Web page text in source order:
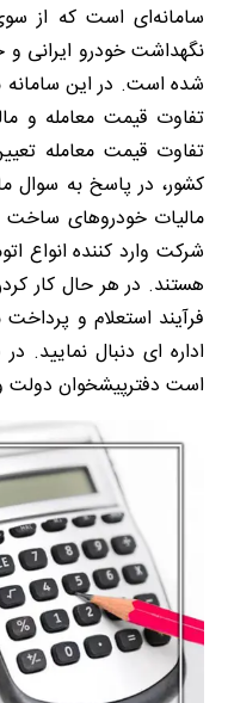
سامانه‌ای است که از
نگهداشت خودرو ایرانی
تفاوت قیمت معامله
کشور، در پاسخ به سوال
مالیات خودروهای ساخت
شرکت وارد کننده انواع
هستند. در هر حال کار
فرآیند استعلام و
اداره ای دنبال نمایید.
است دفترپیشخوان دولت